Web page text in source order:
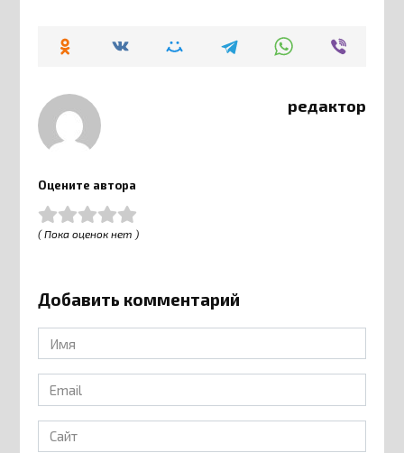
редактор
Оцените автора
( Пока оценок нет )
Добавить комментарий
Имя
*
Email
*
Сайт